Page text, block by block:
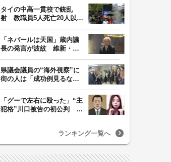
タイの中高一貫校で銃乱
射 教職員5人死亡20人以上
「ネパールは天国」蔵内議
長の発言が波紋 維新・吉
県議会議員の“海外視察”に
街の人は「成功例見るなら
「グーで左右に殴った」“主
犯格”川口被告の初公判 共
ランキング一覧へ